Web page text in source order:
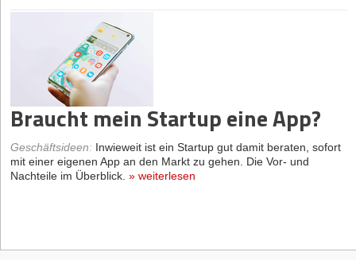
Braucht mein Startup eine App?
Geschäftsideen: Inwieweit ist ein Startup gut damit beraten, sofort
mit einer eigenen App an den Markt zu gehen. Die Vor- und
Nachteile im Überblick. » weiterlesen